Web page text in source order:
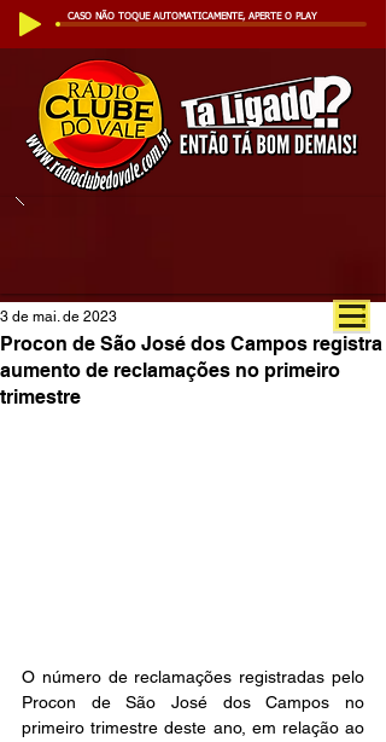
CASO NÃO TOQUE AUTOMATICAMENTE, APERTE O PLAY
Procon de São José dos Campos registra
aumento de reclamações no primeiro
trimestre
3 de mai. de 2023
O número de reclamações registradas pelo
Procon de São José dos Campos no
primeiro trimestre deste ano, em relação ao